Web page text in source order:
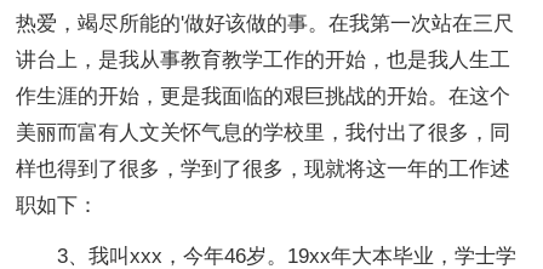
热爱，竭尽所能的'做好该做的事。在我第一次站在三尺
讲台上，是我从事教育教学工作的开始，也是我人生工
作生涯的开始，更是我面临的艰巨挑战的开始。在这个
美丽而富有人文关怀气息的学校里，我付出了很多，同
样也得到了很多，学到了很多，现就将这一年的工作述
职如下：
3、我叫xxx，今年46岁。19xx年大本毕业，学士学